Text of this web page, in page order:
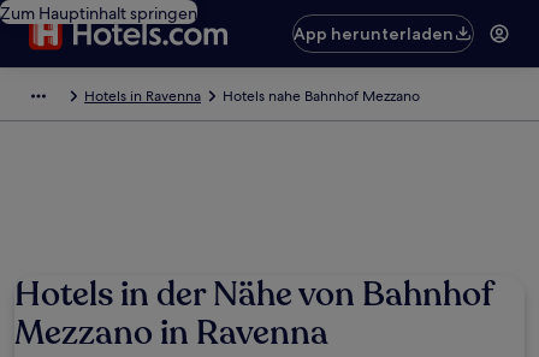
Zum Hauptinhalt springen
App herunterladen
Hotels in Ravenna Hotels nahe Bahnhof Mezzano
Hotels in der Nähe von Bahnhof
Mezzano in Ravenna